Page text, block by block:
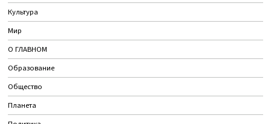
Культура
Мир
О ГЛАВНОМ
Образование
Общество
Планета